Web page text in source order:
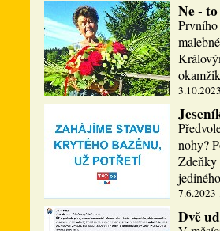
Ne -
nohy?
Zdeňky
7.6.2023
Dvě